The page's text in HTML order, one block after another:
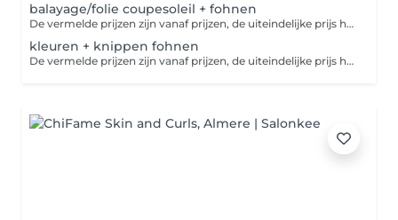
balayage/folie coupesoleil + fohnen
De vermelde prijzen zijn vanaf prijzen, de uiteindelijke prijs hangt af van het gewenste resultaat
kleuren + knippen fohnen
De vermelde prijzen zijn vanaf prijzen, de uiteindelijke prijs hangt af van het gewenste resultaat